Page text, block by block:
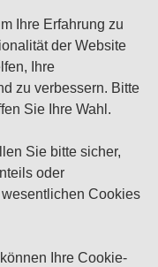
Ihre Erfahrung zu
der Website
Ihre
zu verbessern. Bitte
Sie Ihre Wahl.
Sie bitte sicher,
oder
Cookies
Ihre Cookie-